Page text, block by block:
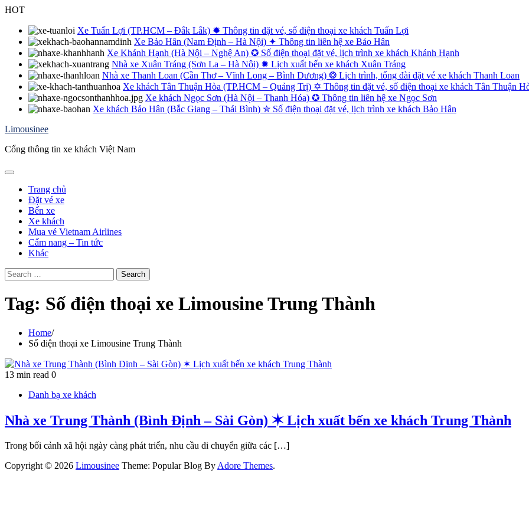
Skip
content
HOT
Xe Tuấn Lợi (TP.HCM – Đắk Lắk) ✹ Thông tin đặt vé, số điện thoại xe khách Tuấn Lợi
Xe Bảo Hân (Nam Định – Hà Nội) ✦ Thông tin liên hệ xe Bảo Hân
Xe Khánh Hạnh (Hà Nội – Nghệ An) ✪ Số điện thoại đặt vé, lịch trình xe khách Khánh Hạnh
Nhà xe Xuân Tráng (Sơn La – Hà Nội) ✹ Lịch xuất bến xe khách Xuân Tráng
Nhà xe Thanh Loan (Cần Thơ – Vĩnh Long – Bình Dương) ❂ Lịch trình, tổng đài đặt vé xe khách Thanh Loan
Xe khách Tân Thuận Hòa (TP.HCM – Quảng Trị) ✡ Thông tin đặt vé, số điện thoại xe khách Tân Thuận
Xe khách Ngọc Sơn (Hà Nội – Thanh Hóa) ✪ Thông tin liên hệ xe Ngọc Sơn
Xe khách Bảo Hân (Bắc Giang – Thái Bình) ✮ Số điện thoại đặt vé, lịch trình xe khách Bảo Hân
Limousinee
Cổng thông tin xe khách Việt Nam
Trang chủ
Đặt vé xe
Bến xe
Xe khách
Mua vé Vietnam Airlines
Cẩm nang – Tin tức
Khác
Search
for:
Tag: Số điện thoại xe Limousine Trung Thành
Home
Số điện thoại xe Limousine Trung Thành
13 min read 0
Danh bạ xe khách
Nhà xe Trung Thành (Bình Định – Sài Gòn) ✶ Lịch xuất bến xe khách Trung Thành
Trong bối cảnh xã hội ngày càng phát triển, nhu cầu di chuyển giữa các […]
Copyright © 2026 Limousinee Theme: Popular Blog By Adore Themes.